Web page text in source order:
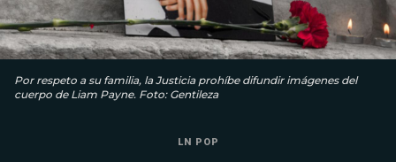
Por respeto a su familia, la Justicia prohíbe difundir imágenes del
cuerpo de Liam Payne. Foto: Gentileza
LN POP